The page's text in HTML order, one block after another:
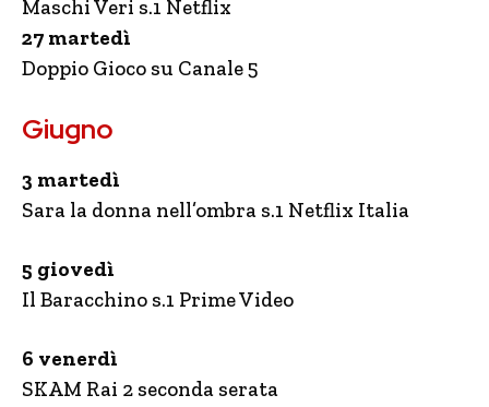
Maschi Veri s.1 Netflix
27 martedì
Doppio Gioco su Canale 5
Giugno
3 martedì
Sara la donna nell’ombra s.1 Netflix Italia
5 giovedì
Il Baracchino s.1 Prime Video
6 venerdì
SKAM Rai 2 seconda serata